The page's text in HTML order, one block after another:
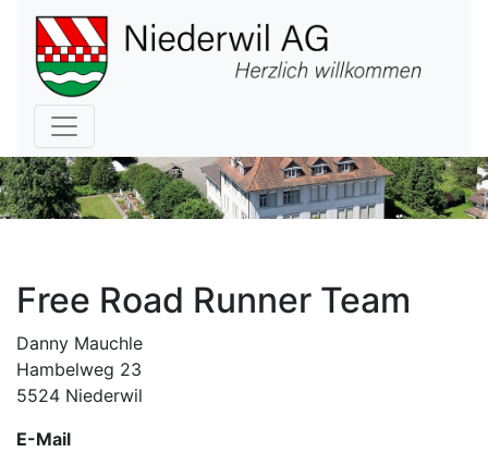
Hauptnavigation
Free Road Runner Team
Danny Mauchle
Hambelweg 23
5524 Niederwil
E-Mail